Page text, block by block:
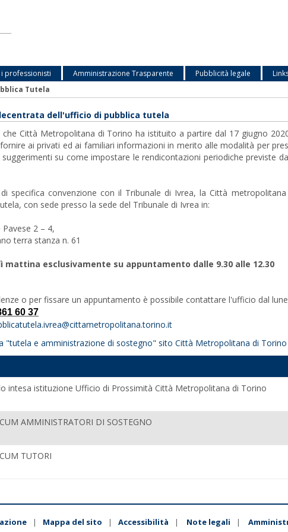
i professionisti Amministrazione Trasparente Pubblicità legale
Tutela
dell'ufficio di pubblica tutela
che Città Metropolitana di Torino ha istituito a partire dal 17 giugno
ai privati ed ai familiari informazioni in merito alle modalità per
su come impostare le rendicontazioni periodiche previste
specifica convenzione con il Tribunale di Ivrea, la Città
con sede presso la sede del Tribunale di Ivrea in:
Pavese 2 – 4,
terra stanza n. 61
mattina esclusivamente su appuntamento dalle 9.30 alle 12.30
o per fissare un appuntamento è possibile contattare l'ufficio dal
60 37
"tutela e amministrazione di sostegno" sito Città Metropolitana di Torino
intesa istituzione Ufficio di Prossimità Città Metropolitana di Torino
AMMINISTRATORI DI SOSTEGNO
TUTORI
| Mappa del sito | Accessibilità | Note legali |